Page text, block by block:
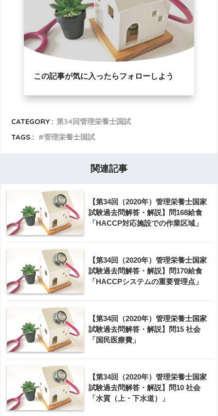
この記事が気に入ったらフォローしよう
CATEGORY : 第34回管理栄養士国試
TAGS :
管理栄養士国試
関連記事
【第34回（2020年）管理栄養士国家
試験過去問解答・解説】問168給食
「HACCP対応施設での作業区域」
【第34回（2020年）管理栄養士国家
試験過去問解答・解説】問170給食
「HACCPシステムの重要管理点」
【第34回（2020年）管理栄養士国家
試験過去問解答・解説】問15 社会
「国民医療費」
【第34回（2020年）管理栄養士国家
試験過去問解答・解説】問10 社会
「水質（上・下水道）」